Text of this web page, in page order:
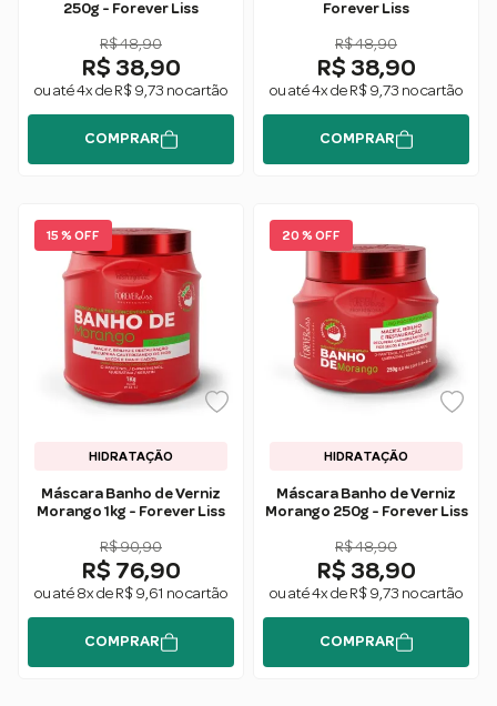
250g - Forever Liss
R$ 48,90
R$ 38,90
ou até 4x de R$ 9,73 no cartão
COMPRAR
Forever Liss
R$ 48,90
R$ 38,90
ou até 4x de R$ 9,73 no cartão
COMPRAR
15 % OFF
HIDRATAÇÃO
Máscara Banho de Verniz
Morango 1kg - Forever Liss
R$ 90,90
R$ 76,90
ou até 8x de R$ 9,61 no cartão
COMPRAR
20 % OFF
HIDRATAÇÃO
Máscara Banho de Verniz
Morango 250g - Forever Liss
R$ 48,90
R$ 38,90
ou até 4x de R$ 9,73 no cartão
COMPRAR